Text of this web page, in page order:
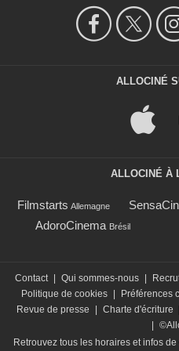
ALLOCINÉ
ALLOCINÉ À
Filmstarts Allemagne
AdoroCinema Brésil
Contact | Qui sommes-nous |
Politique de cookies | Préférences
Revue de presse
| Charte d'écriture
|
Retrouvez tous les horaires et infos